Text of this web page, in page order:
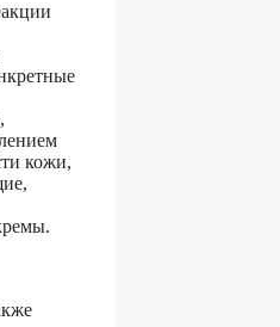
кожи,